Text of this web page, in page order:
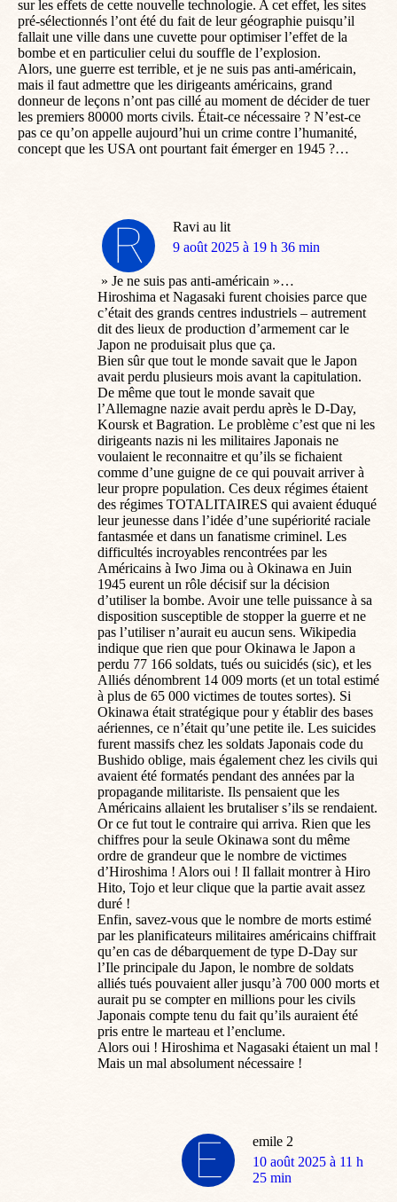
sur les effets de cette nouvelle technologie. A cet effet, les sites
pré-sélectionnés l’ont été du fait de leur géographie puisqu’il
fallait une ville dans une cuvette pour optimiser l’effet de la
bombe et en particulier celui du souffle de l’explosion.
Alors, une guerre est terrible, et je ne suis pas anti-américain,
mais il faut admettre que les dirigeants américains, grand
donneur de leçons n’ont pas cillé au moment de décider de tuer
les premiers 80000 morts civils. Était-ce nécessaire ? N’est-ce
pas ce qu’on appelle aujourd’hui un crime contre l’humanité,
concept que les USA ont pourtant fait émerger en 1945 ?…
Ravi au lit
dit
9 août 2025 à 19 h 36 min
» Je ne suis pas anti-américain »…
Hiroshima et Nagasaki furent choisies parce que
c’était des grands centres industriels – autrement
dit des lieux de production d’armement car le
Japon ne produisait plus que ça.
Bien sûr que tout le monde savait que le Japon
avait perdu plusieurs mois avant la capitulation.
De même que tout le monde savait que
l’Allemagne nazie avait perdu après le D-Day,
Koursk et Bagration. Le problème c’est que ni les
dirigeants nazis ni les militaires Japonais ne
voulaient le reconnaitre et qu’ils se fichaient
comme d’une guigne de ce qui pouvait arriver à
leur propre population. Ces deux régimes étaient
des régimes TOTALITAIRES qui avaient éduqué
leur jeunesse dans l’idée d’une supériorité raciale
fantasmée et dans un fanatisme criminel. Les
difficultés incroyables rencontrées par les
Américains à Iwo Jima ou à Okinawa en Juin
1945 eurent un rôle décisif sur la décision
d’utiliser la bombe. Avoir une telle puissance à sa
disposition susceptible de stopper la guerre et ne
pas l’utiliser n’aurait eu aucun sens. Wikipedia
indique que rien que pour Okinawa le Japon a
perdu 77 166 soldats, tués ou suicidés (sic), et les
Alliés dénombrent 14 009 morts (et un total estimé
à plus de 65 000 victimes de toutes sortes). Si
Okinawa était stratégique pour y établir des bases
aériennes, ce n’était qu’une petite ile. Les suicides
furent massifs chez les soldats Japonais code du
Bushido oblige, mais également chez les civils qui
avaient été formatés pendant des années par la
propagande militariste. Ils pensaient que les
Américains allaient les brutaliser s’ils se rendaient.
Or ce fut tout le contraire qui arriva. Rien que les
chiffres pour la seule Okinawa sont du même
ordre de grandeur que le nombre de victimes
d’Hiroshima ! Alors oui ! Il fallait montrer à Hiro
Hito, Tojo et leur clique que la partie avait assez
duré !
Enfin, savez-vous que le nombre de morts estimé
par les planificateurs militaires américains chiffrait
qu’en cas de débarquement de type D-Day sur
l’Ile principale du Japon, le nombre de soldats
alliés tués pouvaient aller jusqu’à 700 000 morts et
aurait pu se compter en millions pour les civils
Japonais compte tenu du fait qu’ils auraient été
pris entre le marteau et l’enclume.
Alors oui ! Hiroshima et Nagasaki étaient un mal !
Mais un mal absolument nécessaire !
emile 2
dit
:
10 août 2025 à 11 h
25 min